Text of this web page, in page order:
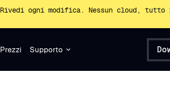
Rivedi ogni modifica. Nessun cloud,
Prezzi Supporto